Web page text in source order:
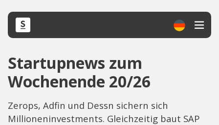
Startupnews zum
Wochenende 20/26
Zerops, Adfin und Dessn sichern sich
Millioneninvestments. Gleichzeitig baut SAP